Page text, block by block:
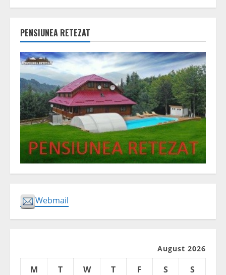
PENSIUNEA RETEZAT
Webmail
August 2026
M T W T F S
S